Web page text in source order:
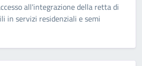
all'integrazione della retta di
in servizi residenziali e semi